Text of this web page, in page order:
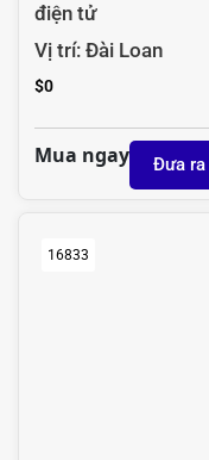
điện tử
Vị trí: Đài Loan
$0
Mua ngay Đưa
16833